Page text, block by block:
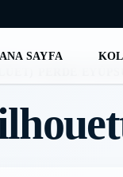
ANA SAYFA